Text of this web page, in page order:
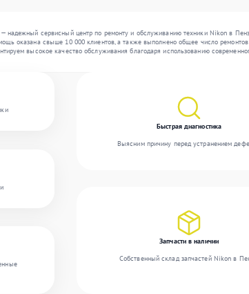
надежный сервисный центр по ремонту и обслуживанию техники Nikon в
оказана свыше 10 000 клиентов, а также выполнено общее число
высокое качество обслуживания благодаря использованию
Быстрая диагностика
Выясним причину перед устранением
Запчасти в наличии
Собственный склад запчастей Nikon в